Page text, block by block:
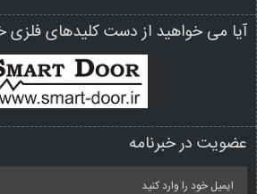
آیا می خواهید از دست کلیدهای
عضویت در خبرنامه